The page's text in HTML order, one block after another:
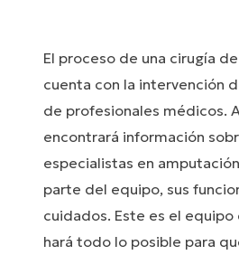
El proceso de una cirugía
cuenta con la intervención
de profesionales médicos.
encontrará información
especialistas en
parte del equipo, sus
cuidados. Este es el equipo
hará todo lo posible para